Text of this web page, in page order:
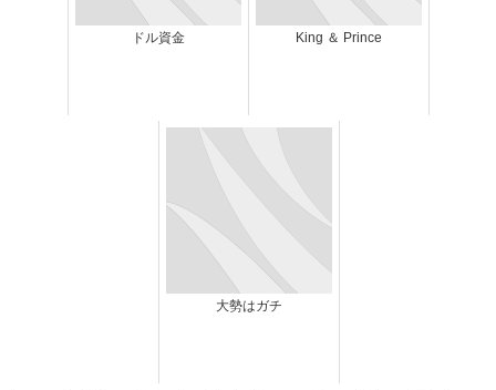
ドル資金 King ＆ Prince
大勢はガチ